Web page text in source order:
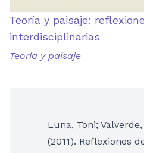
Teoría y paisaje:
interdisciplinarias
Teoría y paisaje
Luna, Toni;
(2011). Reflexiones